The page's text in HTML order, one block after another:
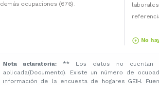
demás ocupaciones (676).
arrow_circle_up No
Nota aclaratoria: ** Los datos no cuentan
aplicada(Documento). Existe un número de
información de la encuesta de hogares GEIH.